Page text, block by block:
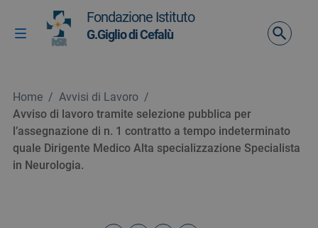
Vai ai contenuti
Vai al menu di navigazione
Vai al footer
Attiva / disattiva la navigazione
Fondazione Istituto
G.Giglio di Cefalù
Home / Avvisi di Lavoro /
Avviso di lavoro tramite selezione pubblica per
l’assegnazione di n. 1 contratto a tempo indeterminato
quale Dirigente Medico Alta specializzazione Specialista
in Neurologia.